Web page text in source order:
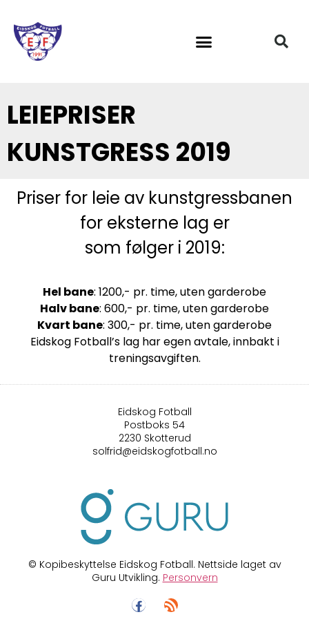
LEIEPRISER
KUNSTGRESS 2019
Priser for leie av kunstgressbanen
for eksterne lag er
som følger i 2019:
Hel bane: 1200,- pr. time, uten garderobe
Halv bane: 600,- pr. time, uten garderobe
Kvart bane: 300,- pr. time, uten garderobe
Eidskog Fotball’s lag har egen avtale, innbakt i
treningsavgiften.
Eidskog Fotball
Postboks 54
2230 Skotterud
solfrid@eidskogfotball.no
© Kopibeskyttelse Eidskog Fotball. Nettside laget av
Guru Utvikling. Personvern